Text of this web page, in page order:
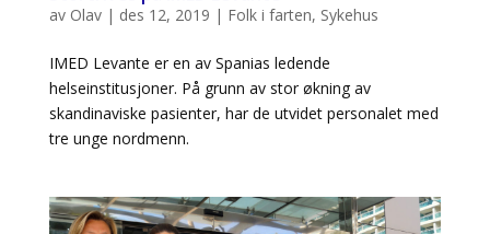
av Olav| des 12, 2019 | Folk i farten, Sykehus
IMED Levante er en av Spanias ledende
helseinstitusjoner. På grunn av stor økning av
skandinaviske pasienter, har de utvidet personalet med
tre unge nordmenn.